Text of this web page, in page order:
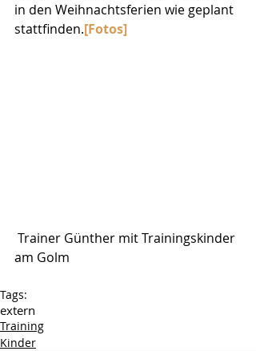
in den Weihnachtsferien wie geplant
stattfinden.[Fotos]
am Golm
Tags:
extern
Training
Kinder